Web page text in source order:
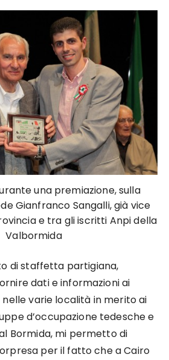
una premiazione, sulla
Gianfranco Sangalli, già vice
e tra gli iscritti Anpi della
Valbormida
di staffetta partigiana,
dati e informazioni ai
varie località in merito ai
d’occupazione tedesche e
Bormida, mi permetto di
per il fatto che a Cairo